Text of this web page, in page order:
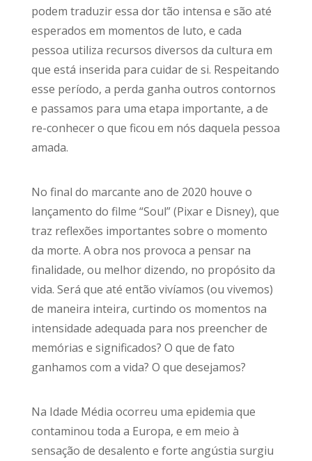
podem traduzir essa dor tão intensa e são até
esperados em momentos de luto, e cada
pessoa utiliza recursos diversos da cultura em
que está inserida para cuidar de si. Respeitando
esse período, a perda ganha outros contornos
e passamos para uma etapa importante, a de
re-conhecer o que ficou em nós daquela pessoa
amada.
No final do marcante ano de 2020 houve o
lançamento do filme “Soul” (Pixar e Disney), que
traz reflexões importantes sobre o momento
da morte. A obra nos provoca a pensar na
finalidade, ou melhor dizendo, no propósito da
vida. Será que até então vivíamos (ou vivemos)
de maneira inteira, curtindo os momentos na
intensidade adequada para nos preencher de
memórias e significados? O que de fato
ganhamos com a vida? O que desejamos?
Na Idade Média ocorreu uma epidemia que
contaminou toda a Europa, e em meio à
sensação de desalento e forte angústia surgiu